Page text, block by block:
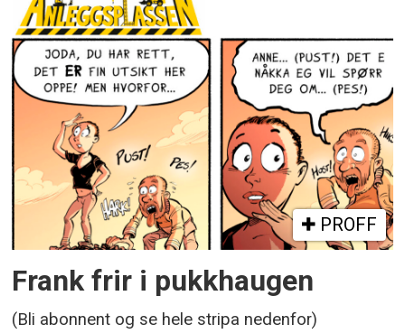
PROFF
Frank frir i pukkhaugen
(Bli abonnent og se hele stripa nedenfor)